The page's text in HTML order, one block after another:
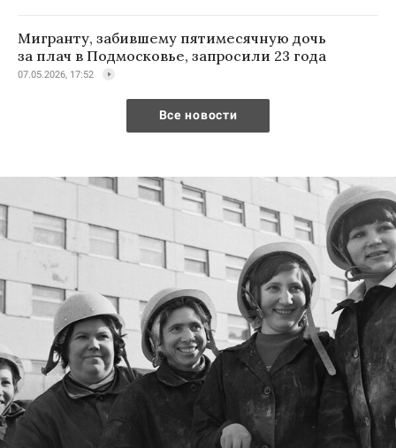
Мигранту, забившему пятимесячную дочь
за плач в Подмосковье, запросили 23 года
07.05.2026, 17:52
Все новости